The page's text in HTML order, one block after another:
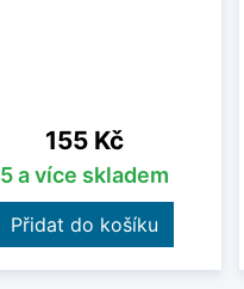
Cena
155 Kč
5 a více skladem
Přidat do košíku